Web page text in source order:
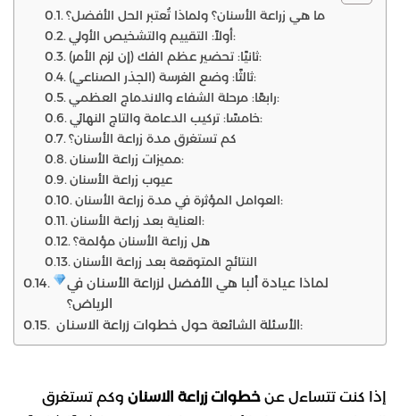
ما هي زراعة الأسنان؟ ولماذا تُعتبر الحل الأفضل؟
أولاً: التقييم والتشخيص الأولي:
ثانيًا: تحضير عظم الفك (إن لزم الأمر):
ثالثًا: وضع الغرسة (الجذر الصناعي):
رابعًا: مرحلة الشفاء والاندماج العظمي:
خامسًا: تركيب الدعامة والتاج النهائي:
كم تستغرق مدة زراعة الأسنان؟
مميزات زراعة الأسنان:
عيوب زراعة الأسنان
العوامل المؤثرة في مدة زراعة الأسنان:
العناية بعد زراعة الأسنان:
هل زراعة الأسنان مؤلمة؟
النتائج المتوقعة بعد زراعة الأسنان
لماذا عيادة ألبا هي الأفضل لزراعة الأسنان في
الرياض؟
الأسئلة الشائعة حول خطوات زراعة الاسنان:
إذا كنت تتساءل عن خطوات زراعة الاسنان وكم تستغرق